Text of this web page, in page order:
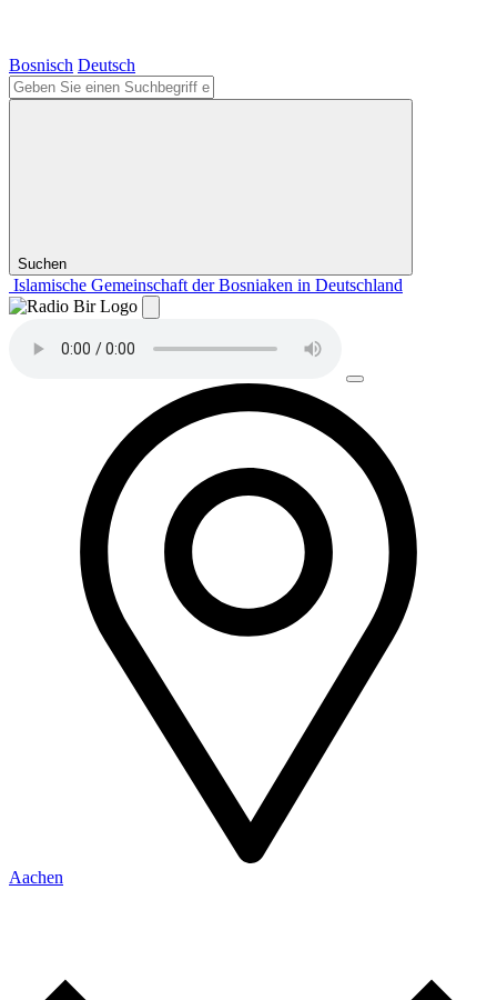
Bosnisch Deutsch
Suchen
Islamische Gemeinschaft der Bosniaken in Deutschland
Aachen